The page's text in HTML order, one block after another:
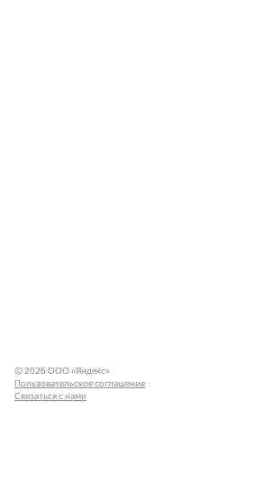
© 2026 ООО «Яндекс»
Пользовательское соглашение
Связаться с нами